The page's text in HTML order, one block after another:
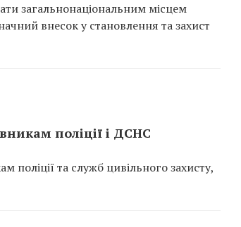
загальнонаціональним місцем
внесок у становлення та захист
поліції і ДСНС
та служб цивільного захисту,